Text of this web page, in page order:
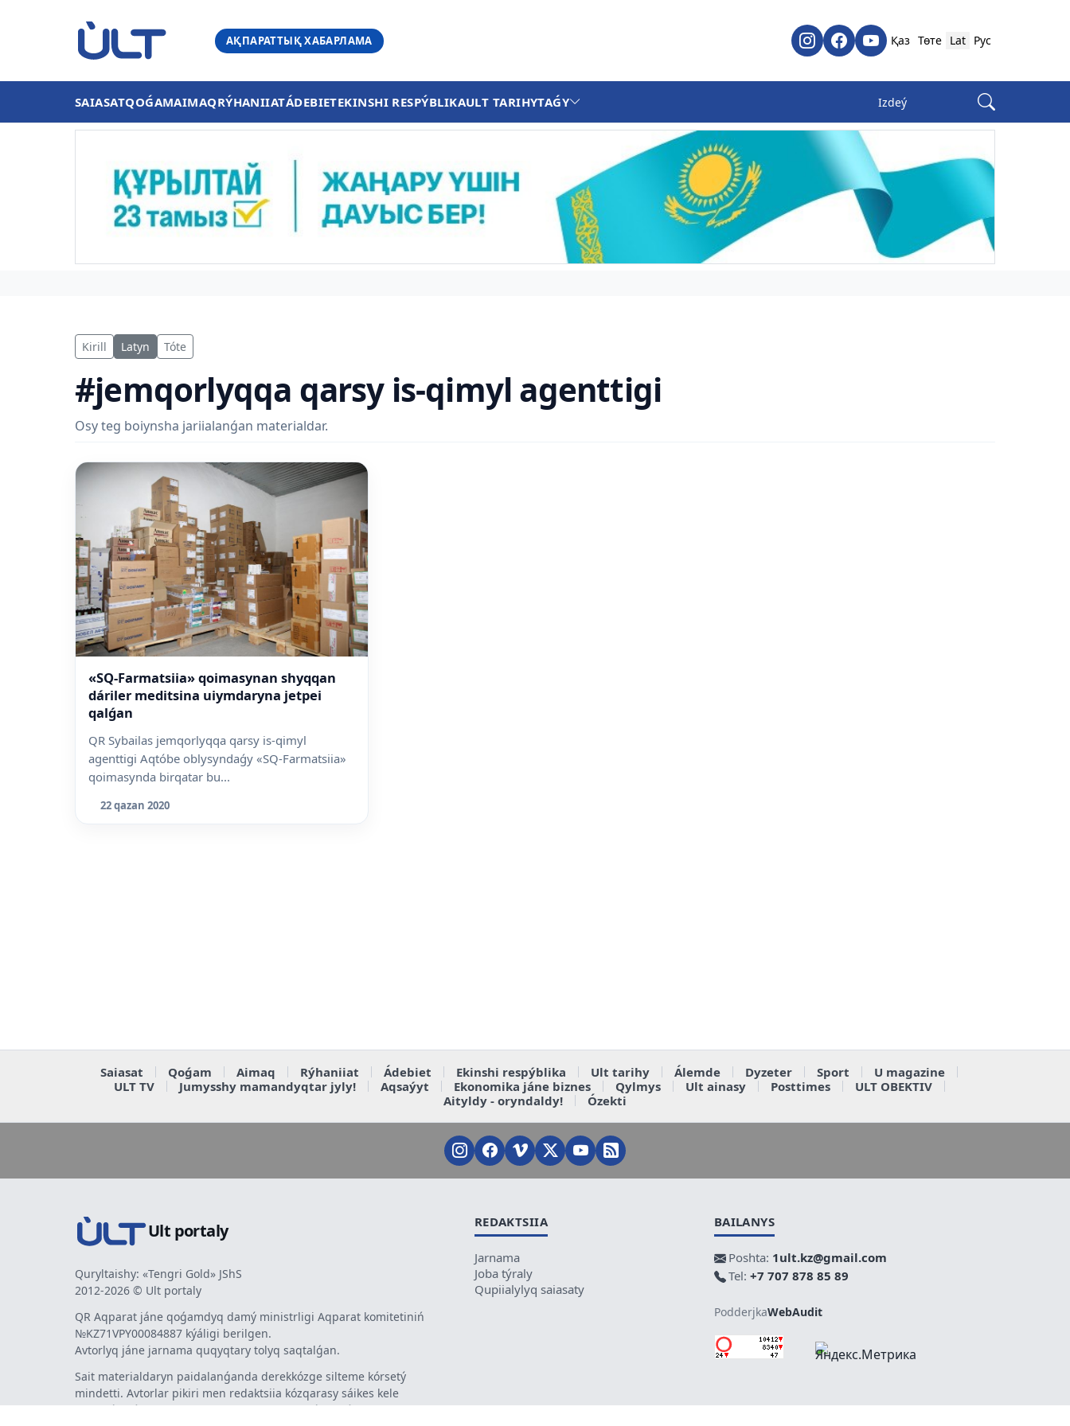
АҚПАРАТТЫҚ ХАБАРЛАМА Қаз Төте Lat Рус
SAIASATQOǴAMAIMAQRÝHANIIATÁDEBIETEKINSHI RESPÝBLIKAULT TARIHYTAǴY
Kirill Latyn Tóte
#jemqorlyqqa qarsy is-qimyl agenttigi
Osy teg boiynsha jariialanǵan materialdar.
«SQ-Farmatsiia» qoimasynan shyqqan
dáriler meditsina uiymdaryna jetpei
qalǵan
QR Sybailas jemqorlyqqa qarsy is-qimyl
agenttigi Aqtóbe oblysyndaǵy «SQ-Farmatsiia»
qoimasynda birqatar bu...
22 qazan 2020
Saiasat Qoǵam Aimaq Rýhaniiat Ádebiet Ekinshi respýblika Ult tarihy Álemde Dyzeter Sport
U magazine
ULT TV
Jumysshy mamandyqtar jyly! Aqsaýyt Ekonomika jáne biznes Qylmys Ult ainasy Posttimes
ULT OBEKTIV
Aityldy - oryndaldy!
Ózekti
Ult portaly
Quryltaishy: «Tengri Gold» JShS
2012-2026 © Ult portaly
QR Aqparat jáne qoǵamdyq damý ministrligi Aqparat komitetiniń
№KZ71VPY00084887 kýáligi berilgen.
Avtorlyq jáne jarnama quqyqtary tolyq saqtalǵan.
Sait materialdaryn paidalanǵanda derekkózge silteme kórsetý
mindetti. Avtorlar pikiri men redaktsiia kózqarasy sáikes kele
bermeýi múmkin. Jarnama men habarlandyrýlardyń mazmunyna
REDAKTSIIA
Jarnama
Joba týraly
Qupiialylyq saiasaty
BAILANYS
Poshta: 1ult.kz@gmail.com
Tel: +7 707 878 85 89
PodderjkaWebAudit